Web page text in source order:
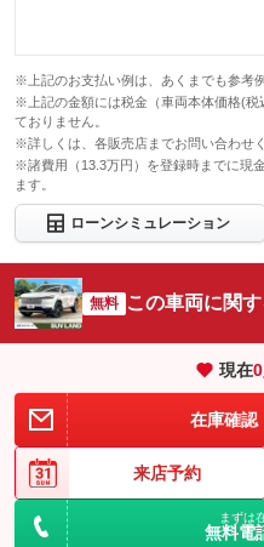
※上記のお支払い例は、あくまでも参考例
※上記の金額には税金（車両本体価格(
ておりません。
※詳しくは、各販売店までお問い合わせく
※諸費用（13.3万円）を登録時までに現
ます。
ローンシミュレーション
無料 この車両に関
現在0
在庫確認
来店予約
まずは
無料電